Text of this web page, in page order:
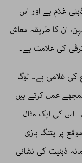
غلام ہے اور اس
ان کا طریقہ معاش
کی علامت ہے۔
کی غلامی ہے۔ لوگ
عمل کرتے ہیں
اس کی ایک مثال
پر پتنگ بازی
ذہنیت کی نشانی